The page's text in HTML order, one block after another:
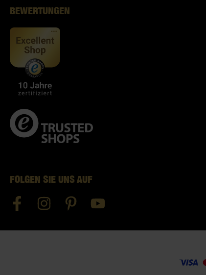
BEWERTUNGEN
FOLGEN SIE UNS AUF